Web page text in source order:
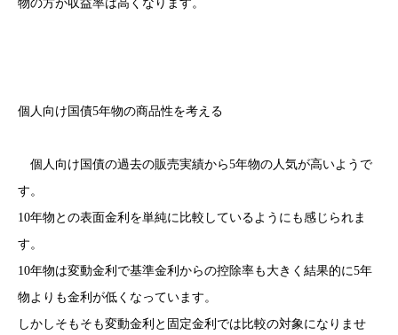
物の方が収益率は高くなります。
個人向け国債5年物の商品性を考える
個人向け国債の過去の販売実績から5年物の人気が高いようで
す。
10年物との表面金利を単純に比較しているようにも感じられま
す。
10年物は変動金利で基準金利からの控除率も大きく結果的に5年
物よりも金利が低くなっています。
しかしそもそも変動金利と固定金利では比較の対象になりませ